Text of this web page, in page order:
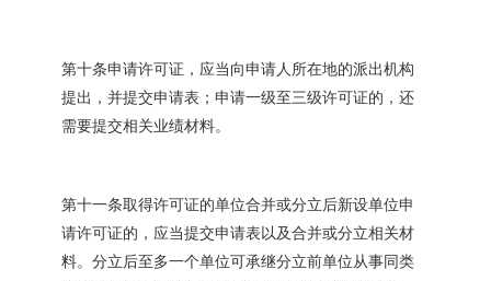
第十条申请许可证，应当向申请人所在地的派出机构
提出，并提交申请表；申请一级至三级许可证的，还
需要提交相关业绩材料。
第十一条取得许可证的单位合并或分立后新设单位申
请许可证的，应当提交申请表以及合并或分立相关材
料。分立后至多一个单位可承继分立前单位从事同类